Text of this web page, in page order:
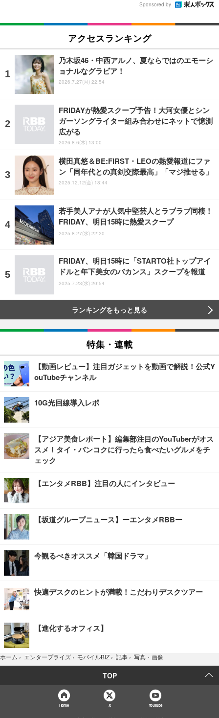
Sponsored by
アクセスランキング
乃木坂46・中西アルノ、夏ならではのエモーシ
ョナルなグラビア！
2026.7.27(月) 22:54
FRIDAYが熱愛スクープ予告！大河女優とシン
ガーソングライター組み合わせにネットで憶測
広がる
2026.8.6(木) 13:00
横田真悠＆BE:FIRST・LEOの熱愛報道にファ
ン「同年代との真剣交際最高」「マジ推せる」
2025.12.12(金) 18:44
若手美人アナが人気中堅芸人とラブラブ同棲！
FRIDAY、明日15時に熱愛スクープ
2025.8.27(水) 22:20
FRIDAY、明日15時に「STARTO社トップアイ
ドルと年下美女のバカンス」スクープを報道
2025.7.23(水) 20:54
ランキングをもっと見る
特集・連載
【動画レビュー】注目ガジェットを動画で解説！公式Y
ouTubeチャンネル
10G光回線導入レポ
【アジア美食レポート】編集部注目のYouTuberがオス
スメ！タイ・バンコクに行ったら食べたいグルメをチ
ェック
【エンタメRBB】注目の人にインタビュー
【坂道グループニュース】ーエンタメRBBー
今観るべきオススメ「韓国ドラマ」
快適デスクのヒントが満載！こだわりデスクツアー
【進化するオフィス】
ホーム › エンタープライズ › モバイルBIZ › 記事 › 写真・画像
TOP
Home X YouTube